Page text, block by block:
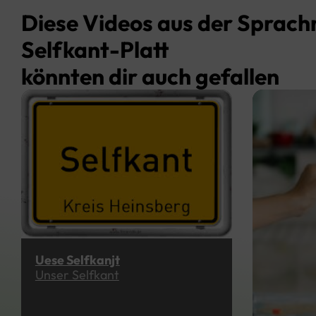
Diese Videos aus der
Selfkant-Platt
könnten dir auch gefallen
Uese Selfkanjt
Unser Selfkant